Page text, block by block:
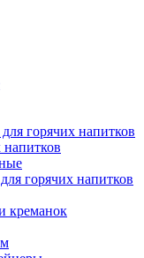
горячих напитков
горячих напитков
креманок